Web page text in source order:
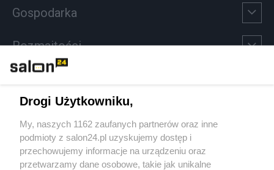
Gospodarka
Rozmaitości
Sport
Społeczeństwo
Drogi Użytkowniku,
My, naszych 1162 zaufanych partnerów oraz inne
podmioty z salon24.pl uzyskujemy dostęp i
przechowujemy informacje na urządzeniu oraz
przetwarzamy dane osobowe, takie jak unikalne